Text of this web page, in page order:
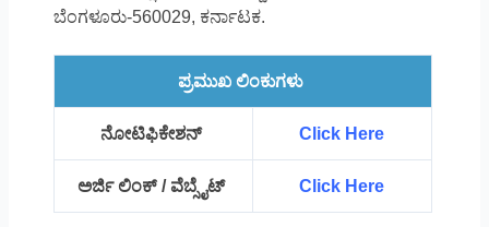
ಬೆಂಗಳೂರು-560029, ಕರ್ನಾಟಕ.
ಪ್ರಮುಖ ಲಿಂಕುಗಳು
ನೋಟಿಫಿಕೇಶನ್ Click Here
ಅರ್ಜಿ ಲಿಂಕ್ / ವೆಬ್ಸೈಟ್ Click Here